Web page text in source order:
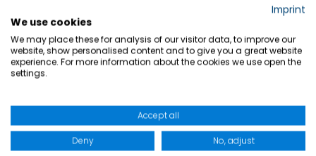
Fashion Kollektion und der exklusiven Segelmode aus.
So wird ständig in allen Bereichen an neuen
Innovationen für funktionale Bekleidung und
Rettungsmittel entwickelt.
Imprint
We use cookies
We may place these for analysis of our visitor data, to improve our
website, show personalised content and to give you a great website
experience. For more information about the cookies we use open the
settings.
Accept all
Deny No, adjust